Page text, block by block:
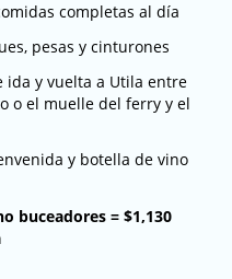
vacaciones en
antes de que
y disfrute de
descuento.
Lodge; no tendrás que
nada durante la
completas al día
pesas y cinturones
ida y vuelta a Utila entre
o el muelle del ferry y el
y botella de vino
buceadores = $1,130